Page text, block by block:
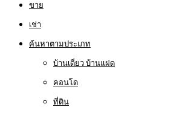
ขาย
เช่า
ค้นหาตามประเภท
บ้านเดี่ยว บ้านแฝด
คอนโด
ที่ดิน